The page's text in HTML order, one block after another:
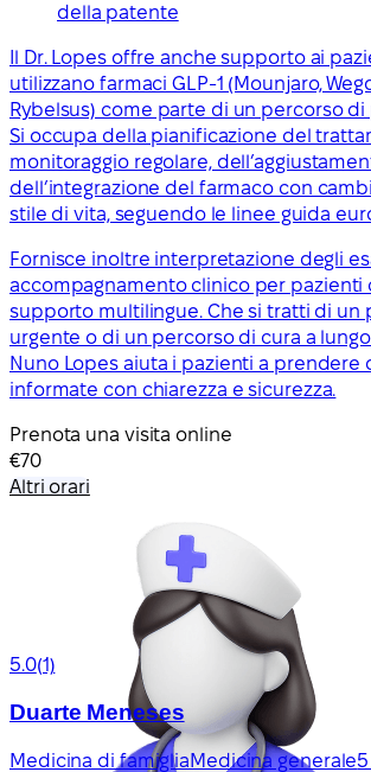
della patente
Il Dr. Lopes offre anche supporto ai
utilizzano farmaci GLP-1 (Mounjaro,
Rybelsus) come parte di un percorso
Si occupa della pianificazione del
monitoraggio regolare,
dell’integrazione del farmaco con
stile di vita, seguendo le linee guida
Fornisce inoltre interpretazione degli
accompagnamento clinico per pazienti
supporto multilingue. Che si tratti di un
urgente o di un percorso di cura a
Nuno Lopes aiuta i pazienti a prendere
informate con chiarezza e sicurezza.
Prenota una visita online
€70
Altri orari
5.0(1)
Duarte Meneses
Medicina di famigliaMedicina generale